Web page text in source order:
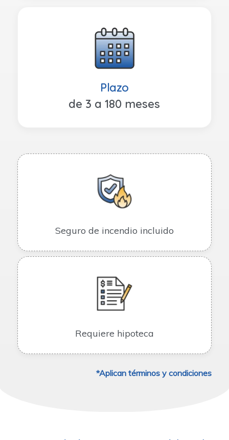
Plazo
de 3 a 180 meses
Seguro de incendio incluido
Requiere hipoteca
*Aplican términos y condiciones